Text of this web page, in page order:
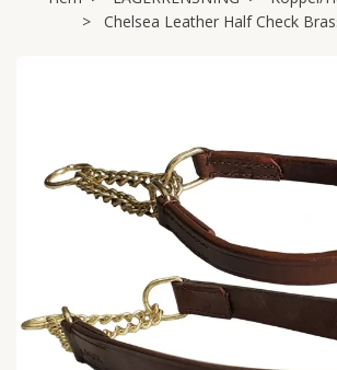
Chelsea Leather Half Check